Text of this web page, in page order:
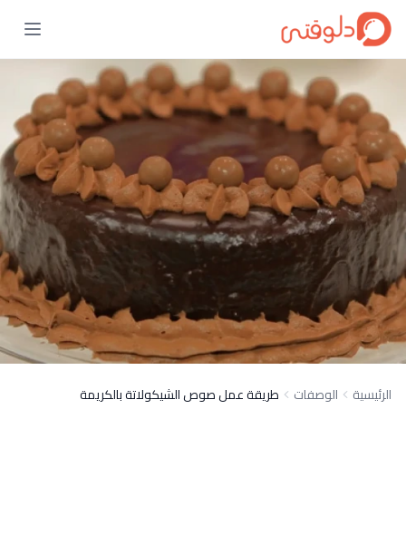
الرئيسية الوصفات طريقة عمل صوص الشيكولاتة بالكريمة